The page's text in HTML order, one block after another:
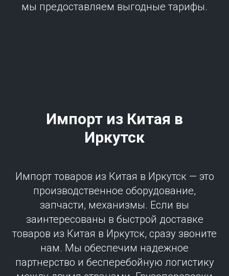
мы предоставляем выгодные тарифы.
Импорт из Китая в
Иркутск
Импорт товаров из Китая в Иркутск — это
производственное оборудование,
запчасти, механизмы. Если вы
заинтересованы в быстрой доставке
товаров из Китая в Иркутск, сразу звоните
нам. Мы обеспечим надежное
партнерство и бесперебойную логистику